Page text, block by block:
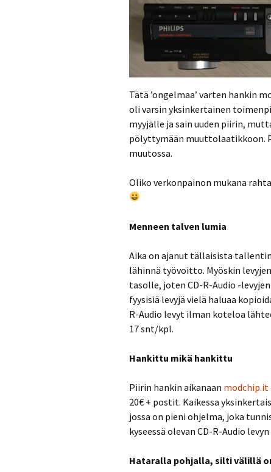
Tätä ’ongelmaa’ varten hankin
oli varsin yksinkertainen
myyjälle ja sain uuden piirin,
pölyttymään muuttolaatikkoon.
muutossa.
Oliko verkonpainon mukana
Menneen talven lumia
Aika on ajanut tällaisista
lähinnä työvoitto. Myöskin
tasolle, joten CD-R-Audio -
fyysisiä levyjä vielä haluaa
R-Audio levyt ilman koteloa
17 snt/kpl.
Hankittu mikä hankittu
Piirin hankin aikanaan modchip.it
20€ + postit. Kaikessa
jossa on pieni ohjelma, joka
kyseessä olevan CD-R-Audio
Hataralla pohjalla, silti välillä